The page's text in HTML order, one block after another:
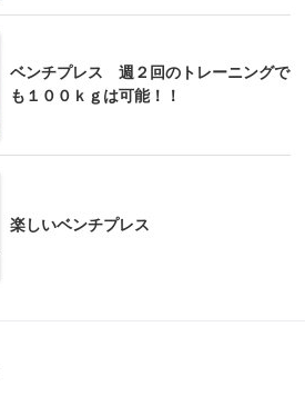
ベンチプレス 週２回のトレーニングで
も１００ｋｇは可能！！
楽しいベンチプレス